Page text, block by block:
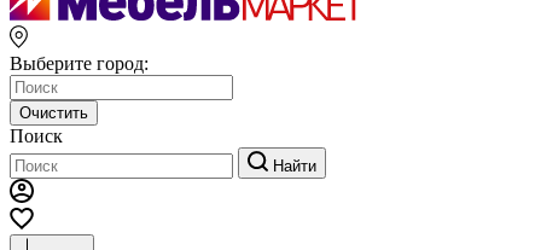
Выберите город:
Очистить
Поиск
Найти